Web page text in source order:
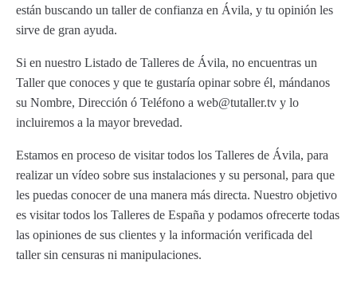
están buscando un taller de confianza en Ávila, y tu opinión les
sirve de gran ayuda.
Si en nuestro Listado de Talleres de Ávila, no encuentras un
Taller que conoces y que te gustaría opinar sobre él, mándanos
su Nombre, Dirección ó Teléfono a web@tutaller.tv y lo
incluiremos a la mayor brevedad.
Estamos en proceso de visitar todos los Talleres de Ávila, para
realizar un vídeo sobre sus instalaciones y su personal, para que
les puedas conocer de una manera más directa. Nuestro objetivo
es visitar todos los Talleres de España y podamos ofrecerte todas
las opiniones de sus clientes y la información verificada del
taller sin censuras ni manipulaciones.